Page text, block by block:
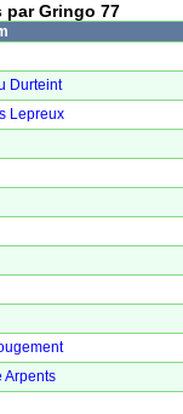
par Gringo 77
Durteint
Lepreux
Arpents